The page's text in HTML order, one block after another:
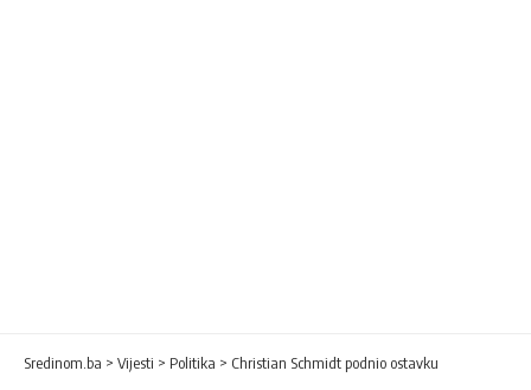
Sredinom.ba > Vijesti > Politika > Christian Schmidt podnio ostavku